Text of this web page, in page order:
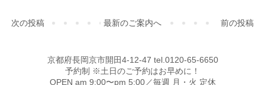
次の投稿 前の投稿
最新のご案内へ
京都府長岡京市開田4-12-47 tel.0120-65-6650
予約制 ※土日のご予約はお早めに！
OPEN am 9:00〜pm 5:00／毎週 月・火 定休